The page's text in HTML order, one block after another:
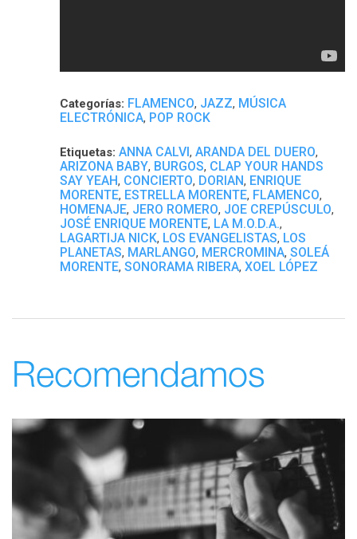
Categorías: FLAMENCO, JAZZ, MÚSICA
ELECTRÓNICA, POP ROCK
Etiquetas: ANNA CALVI, ARANDA DEL DUERO,
ARIZONA BABY, BURGOS, CLAP YOUR HANDS
SAY YEAH, CONCIERTO, DORIAN, ENRIQUE
MORENTE, ESTRELLA MORENTE, FLAMENCO,
HOMENAJE, JERO ROMERO, JOE CREPÚSCULO,
JOSÉ ENRIQUE MORENTE, LA M.O.D.A.,
LAGARTIJA NICK, LOS EVANGELISTAS, LOS
PLANETAS, MARLANGO, MERCROMINA, SOLEÁ
MORENTE, SONORAMA RIBERA, XOEL LÓPEZ
Recomendamos